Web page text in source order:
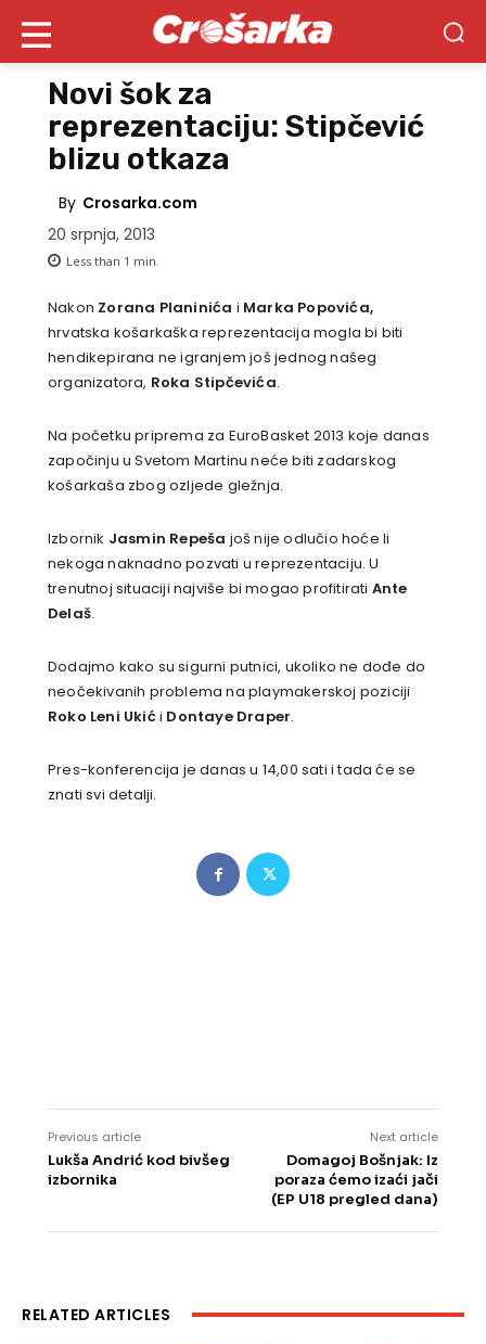
Novi šok za
reprezentaciju: Stipčević
blizu otkaza
By Crosarka.com
20 srpnja, 2013
Less than 1 min.
Nakon Zorana Planinića i Marka Popovića,
hrvatska košarkaška reprezentacija mogla bi biti
hendikepirana ne igranjem još jednog našeg
organizatora, Roka Stipčevića.
Na početku priprema za EuroBasket 2013 koje danas
započinju u Svetom Martinu neće biti zadarskog
košarkaša zbog ozljede gležnja.
Izbornik Jasmin Repeša još nije odlučio hoće li
nekoga naknadno pozvati u reprezentaciju. U
trenutnoj situaciji najviše bi mogao profitirati Ante
Delaš.
Dodajmo kako su sigurni putnici, ukoliko ne dođe do
neočekivanih problema na playmakerskoj poziciji
Roko Leni Ukići Dontaye Draper.
Pres-konferencija je danas u 14,00 sati i tada će se
znati svi detalji.
Previous article
Lukša Andrić kod bivšeg
izbornika
Next article
Domagoj Bošnjak: Iz
poraza ćemo izaći jači
(EP U18 pregled dana)
RELATED ARTICLES